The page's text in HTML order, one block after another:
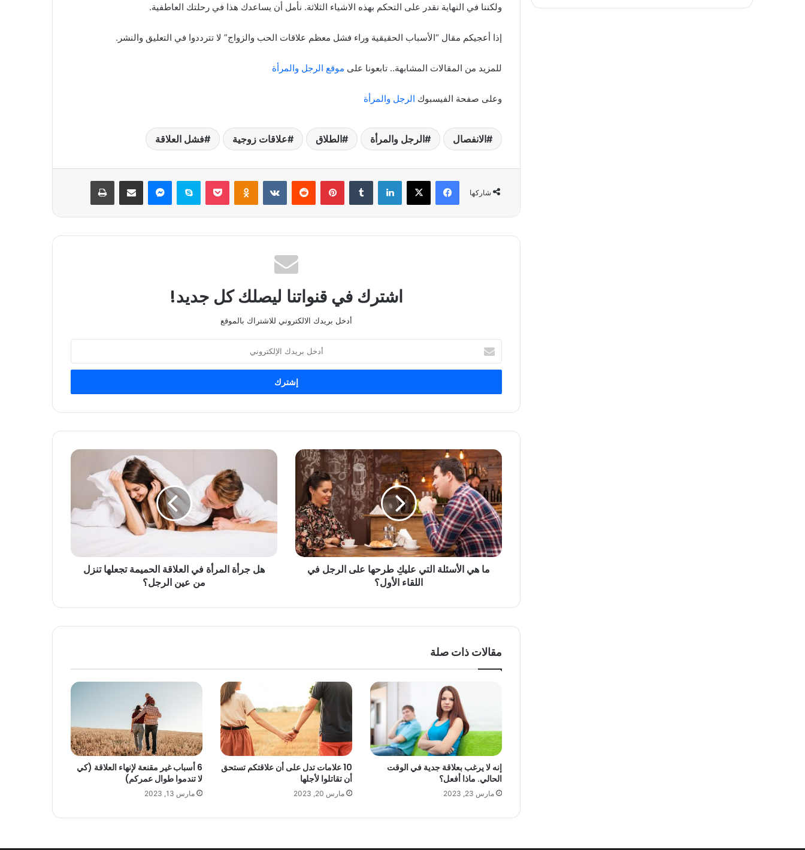
ولكننا في النهاية نقدر على التحكم بهذه الاشياء الثلاثة. نأمل أن يساعدك هذا في رحلتك العاطفية.
إذا أعجيكم مقال “الأسباب الحقيقية وراء فشل معظم علاقات الحب والزواج” لا تترددوا في التعليق والنشر.
للمزيد من المقالات المشابهة.. تابعونا على موقع الرجل والمرأة
وعلى صفحة الفيسبوك الرجل والمرأة
الانفصال الرجل والمرأة الطلاق علاقات زوجية فشل العلاقة
شاركها
فيسبوك X لينكدإن بينتيريست Odnoklassniki
بوكيت سكايب ماسنجر مشاركة عبر البريد طباعة
اشترك في قنواتنا ليصلك كل جديد!
أدخل بريدك الالكتروني للاشتراك بالموقع
أدخل
بريدك
الإلكتروني
ما هي الأسئلة التي عليكِ طرحها على الرجل في
اللقاء الأول؟
هل جرأة المرأة في العلاقة الحميمة تجعلها تنزل
من عين الرجل؟
مقالات ذات صلة
إنه لا يرغب بعلاقة جدية في الوقت
الحالي. ماذا أفعل؟
مارس 23, 2023
10 علامات تدل على أن علاقتكم تستحق
أن تقاتلوا لأجلها
مارس 20, 2023
6 أسباب غير مقنعة لإنهاء العلاقة (كي
لا تندموا طوال عمركم)
مارس 13, 2023